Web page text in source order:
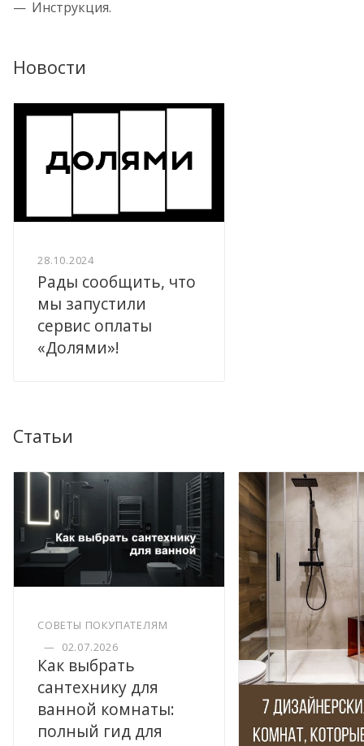
Инструкция.
Новости
28.10.2024
Рады сообщить, что
мы запустили
сервис оплаты
«Долями»!
Статьи
СОВЕТЫ ПОКУПАТЕЛЯМ
— 02.07.2026
Как выбрать
сантехнику для
ванной комнаты:
полный гид для